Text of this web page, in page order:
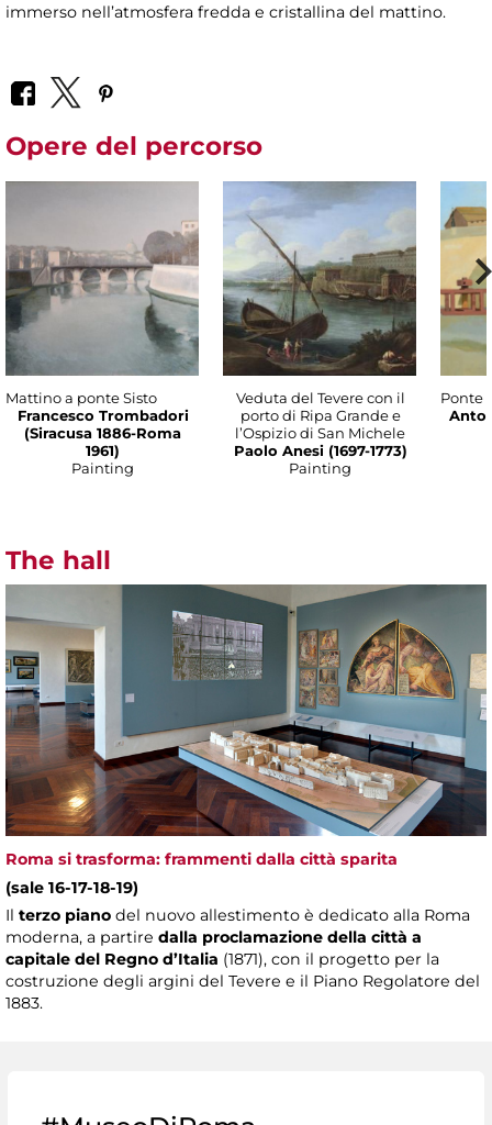
immerso nell’atmosfera fredda e cristallina del mattino.
Opere del percorso
Mattino a ponte Sisto
Francesco Trombadori
(Siracusa 1886-Roma
1961)
Painting
Veduta del Tevere con il
porto di Ripa Grande e
l’Ospizio di San Michele
Paolo Anesi (1697-1773)
Painting
Ponte
The hall
Roma si trasforma: frammenti dalla città sparita
(sale 16-17-18-19)
Il terzo piano del nuovo allestimento è dedicato alla Roma
moderna, a partire dalla proclamazione della città a
capitale del Regno d’Italia (1871), con il progetto per la
costruzione degli argini del Tevere e il Piano Regolatore del
1883.